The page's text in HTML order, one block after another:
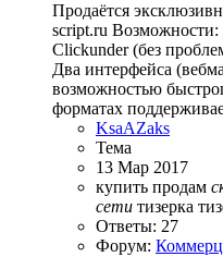
Продаётся
script.ru
Clickunder (без
Два интерфейса
возможностью
форматах
KsaAZaks
Тема
13 Мар 2017
купить продам
сети тизерка
Ответы: 27
Форум: